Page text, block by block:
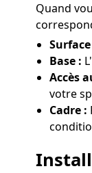
Quand
Base :
Accès
votre
Cadre :